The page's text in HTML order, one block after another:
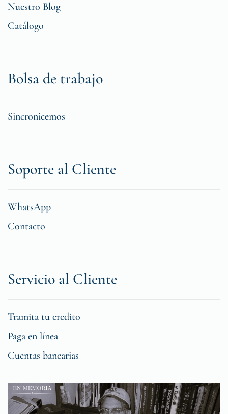
Nuestro Blog
Catálogo
Bolsa de trabajo
Sincronicemos
Soporte al Cliente
WhatsApp
Contacto
Servicio al Cliente
Tramita tu credito
Paga en línea
Cuentas bancarias